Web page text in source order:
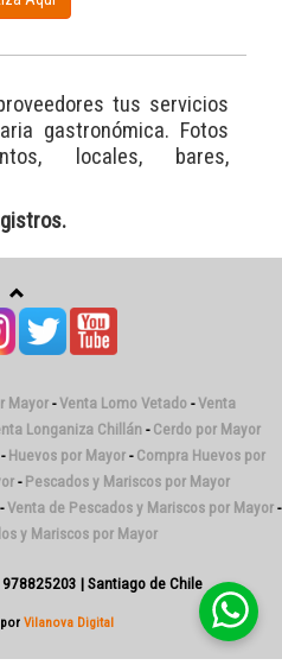
tus servicios
gastronómica. Fotos
locales, bares,
Mayor-Venta Lomo Vetado-Venta
Longaniza Chillán - Cerdo por Mayor
- Huevos por Mayor - Compra Huevos por
- Pescados y Mariscos por Mayor
Venta de Pescados y Mariscos por Mayor-
y Mariscos por Mayor
| Santiago de Chile
Vilanova Digital